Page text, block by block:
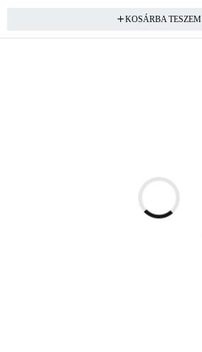
KOSÁRBA TESZEM